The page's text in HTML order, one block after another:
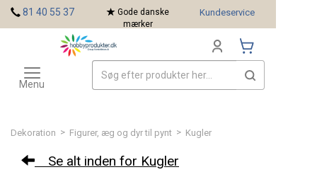
Dekoration > Figurer, æg og dyr til pynt > Kugler
Se alt inden for Kugler
81 40 55 37
Gode danske
mærker
Kundeservice
Toggle
navigation
Menu
Mærker